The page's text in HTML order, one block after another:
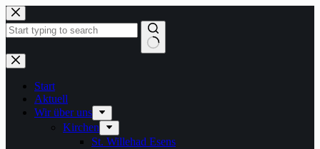
Zum
Inhalt
springen
Keine
Ergebnisse
Start
Aktuell
Wir über uns
Kirchen
St. Willehad Esens